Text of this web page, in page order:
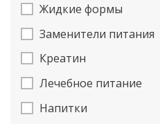
Жидкие формы
Заменители питания
Креатин
Лечебное питание
Напитки